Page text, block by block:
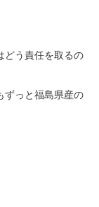
どう責任を取るの
ずっと福島県産の